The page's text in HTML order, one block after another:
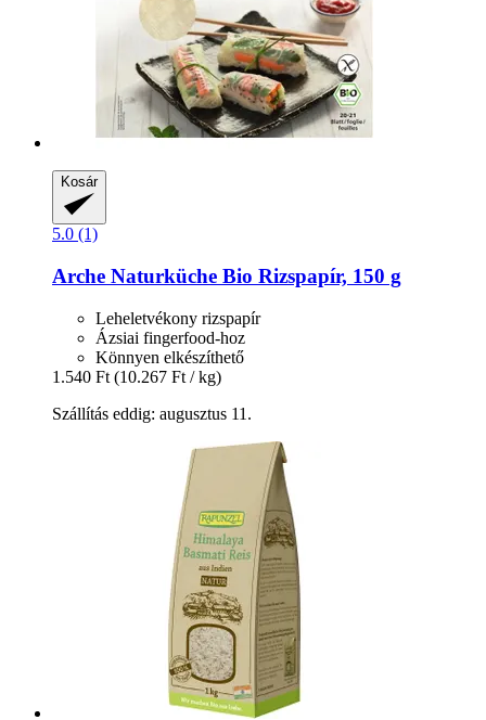
Kosár
5.0 (1)
Arche Naturküche Bio Rizspapír, 150 g
Leheletvékony rizspapír
Ázsiai fingerfood-hoz
Könnyen elkészíthető
1.540 Ft (10.267 Ft / kg)
Szállítás eddig: augusztus 11.